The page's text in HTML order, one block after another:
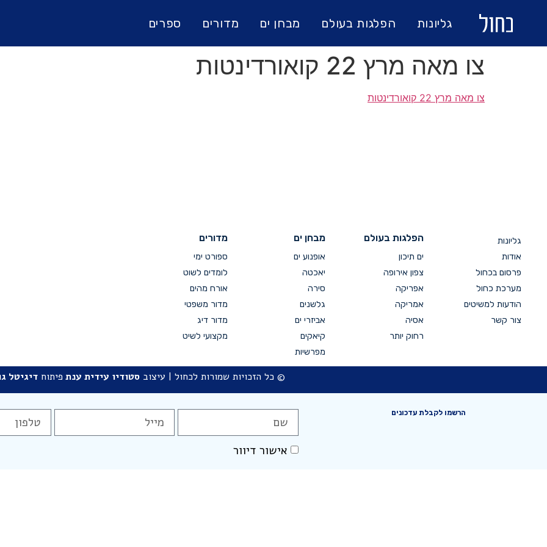
גליונות הפלגות בעולם מבחן ים מדורים ספרים
צו מאה מרץ 22 קואורדינטות
צו מאה מרץ 22 קואורדינטות
גליונות
אודות
פרסום בכחול
מערכת כחול
הודעות למשיטים
צור קשר
הפלגות בעולם
ים תיכון
צפון אירופה
אפריקה
אמריקה
אסיה
רחוק יותר
מבחן ים
אופנוע ים
יאכטה
סירה
גלשנים
אביזרי ים
קיאקים
מפרשיות
מדורים
ספורט ימי
לומדים לשוט
אורח מהים
מדור משפטי
מדור דיג
מקצועי לשיט
© כל הזכויות שמורות לכחול | עיצובסטודיו עידית ענת פיתוח דיגיטל
הרשמו לקבלת עדכונים
אישור דיוור